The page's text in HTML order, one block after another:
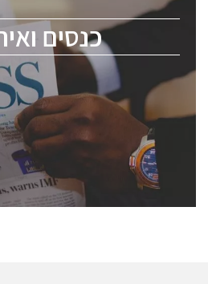
כנסים
on May 12-13, 2026. The
for everyone involved in the
including engineers,
and senior executives.
לחץ לפרטים